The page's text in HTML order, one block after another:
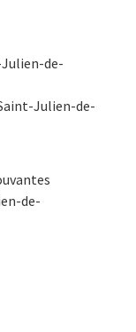
de-
Julien-de-
de-